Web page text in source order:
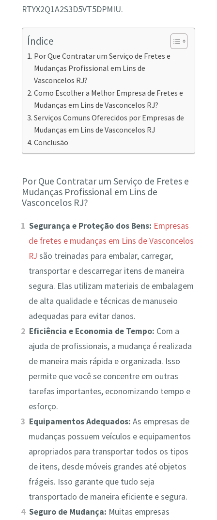
RTYX2Q1A2S3D5VT5DPMIU.
Índice
Por Que Contratar um Serviço de Fretes e
Mudanças Profissional em Lins de
Vasconcelos RJ?
Como Escolher a Melhor Empresa de Fretes e
Mudanças em Lins de Vasconcelos RJ?
Serviços Comuns Oferecidos por Empresas de
Mudanças em Lins de Vasconcelos RJ
Conclusão
Por Que Contratar um Serviço de Fretes e
Mudanças Profissional em Lins de
Vasconcelos RJ?
Segurança e Proteção dos Bens: Empresas
de fretes e mudanças em Lins de Vasconcelos
RJ são treinadas para embalar, carregar,
transportar e descarregar itens de maneira
segura. Elas utilizam materiais de embalagem
de alta qualidade e técnicas de manuseio
adequadas para evitar danos.
Eficiência e Economia de Tempo: Com a
ajuda de profissionais, a mudança é realizada
de maneira mais rápida e organizada. Isso
permite que você se concentre em outras
tarefas importantes, economizando tempo e
esforço.
Equipamentos Adequados: As empresas de
mudanças possuem veículos e equipamentos
apropriados para transportar todos os tipos
de itens, desde móveis grandes até objetos
frágeis. Isso garante que tudo seja
transportado de maneira eficiente e segura.
Seguro de Mudança: Muitas empresas